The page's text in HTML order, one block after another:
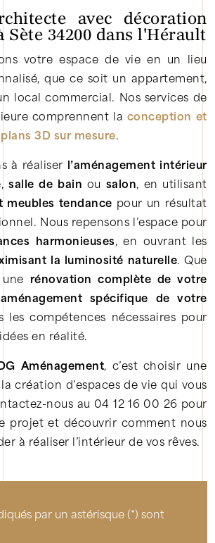
avec décoration
34200 dans l'Hérault
votre espace de vie en un lieu
que ce soit un appartement,
local commercial. Nos services de
comprennent la conception et
3D sur mesure.
à réaliser
l’aménagement intérieur
,salle de bain ou salon, en utilisant
meubles tendance pour un résultat
Nous repensons l’espace pour
harmonieuses , en ouvrant les
la luminosité naturelle. Que
une rénovation complète de votre
aménagement spécifique de votre
les compétences nécessaires pour
en réalité.
Aménagement, c’est choisir une
création d’espaces de vie qui vous
nous au 04 12 16 00 26 pour
projet et découvrir comment nous
à réaliser l’intérieur de vos rêves.
par un astérisque (*) sont